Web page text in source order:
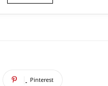
Pinterest